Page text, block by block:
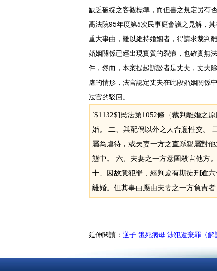
缺乏破綻之客觀標準，而但書之規定另有
高法院95年度第5次民事庭會議之見解，
重大事由，難以維持婚姻者，得請求裁判
婚姻關係已經出現實質的裂痕，也確實無
件，然而，本案提起訴訟者是丈夫，丈夫
虐的情形，法官認定丈夫在此段婚姻關係
法官的駁回。
[$1132$]民法第1052條（裁判離婚之
婚。 二、與配偶以外之人合意性交。
屬為虐待，或夫妻一方之直系親屬對
態中。 六、夫妻之一方意圖殺害他方
十、因故意犯罪，經判處有期徒刑逾
離婚。但其事由應由夫妻之一方負責
延伸閱讀： 逆子 餓死病母 涉犯遺棄罪〈